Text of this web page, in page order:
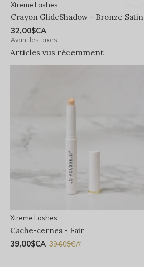
Xtreme Lashes
Crayon GlideShadow - Bronze Satin
32,00$CA
Avant les taxes
Articles vus récemment
Xtreme Lashes
Cache-cernes - Fair
39,00$CA 39,00$CA